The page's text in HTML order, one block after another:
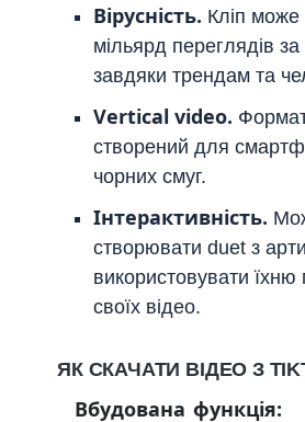
Вірусність. Кліп може
мільярд переглядів
завдяки трендам та
Vertical video.
створений для
чорних смуг.
Інтерактивність.
створювати duet з
використовувати їхню
своїх відео.
ЯК СКАЧАТИ ВІДЕО З
Вбудована функція: